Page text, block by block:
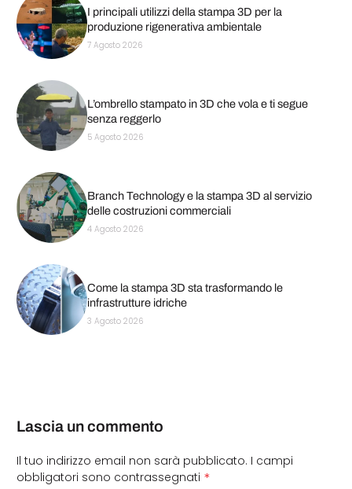
I principali utilizzi della stampa 3D per la
produzione rigenerativa ambientale
7 Agosto 2026
L’ombrello stampato in 3D che vola e ti segue
senza reggerlo
5 Agosto 2026
Branch Technology e la stampa 3D al servizio
delle costruzioni commerciali
4 Agosto 2026
Come la stampa 3D sta trasformando le
infrastrutture idriche
3 Agosto 2026
Lascia un commento
Il tuo indirizzo email non sarà pubblicato. I campi
obbligatori sono contrassegnati *